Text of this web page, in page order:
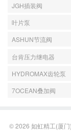
JGH插装阀
叶片泵
ASHUN节流阀
台肯压力继电器
HYDROMAX齿轮泵
7OCEAN叠加阀
© 2026 如虹精工(厦